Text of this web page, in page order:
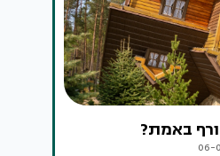
באמת?
06-